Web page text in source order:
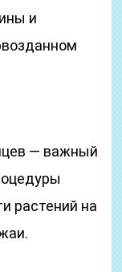
и
— важный
растений на